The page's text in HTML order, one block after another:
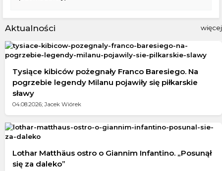
Aktualności więcej
Tysiące kibiców pożegnały Franco Baresiego. Na
pogrzebie legendy Milanu pojawiły się piłkarskie
sławy
04.08.2026; Jacek Wiórek
Lothar Matthäus ostro o Giannim Infantino. „Posunął
się za daleko”